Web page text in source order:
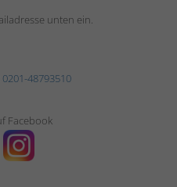
unten ein.
0201-48793510
Facebook